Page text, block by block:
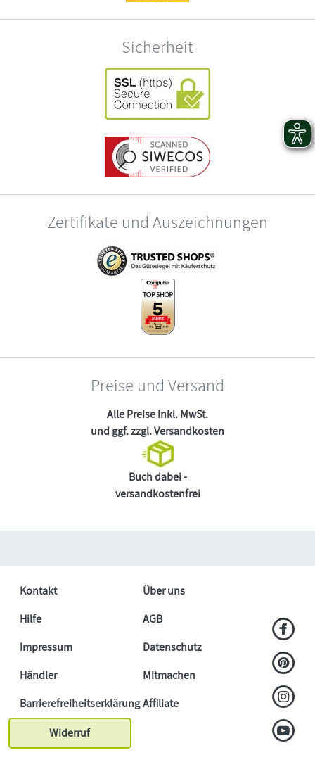
Sicherheit
Zertifikate und Auszeichnungen
Preise und Versand
Alle Preise inkl. MwSt.
und ggf. zzgl.Versandkosten
Buch dabei -
versandkostenfrei
Kontakt
Über uns
Hilfe
AGB
Impressum
Datenschutz
Händler
Mitmachen
BarrierefreiheitserklärungAffiliate
Widerruf